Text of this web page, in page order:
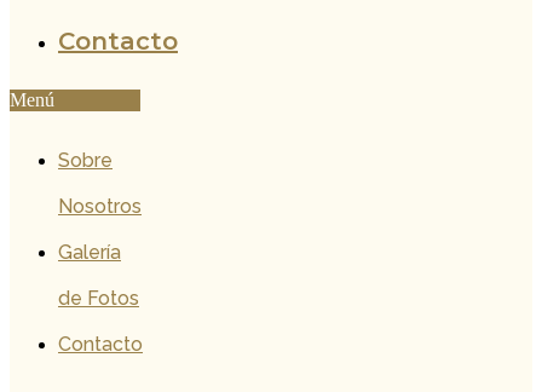
Contacto
Menú
Sobre
Nosotros
Galería
de Fotos
Contacto